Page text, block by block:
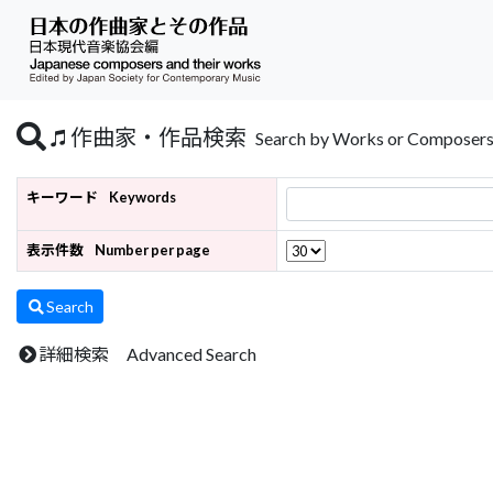
作曲家・作品検索 Search by Works or Composers
キーワード Keywords
表示件数 Number per page
Search
詳細検索 Advanced Search